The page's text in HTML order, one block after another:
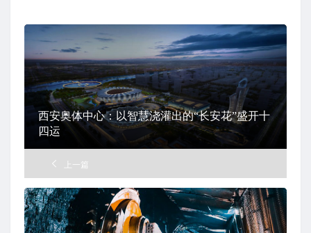
西安奥体中心：以智慧浇灌出的“长安花”盛开十
四运
上一篇